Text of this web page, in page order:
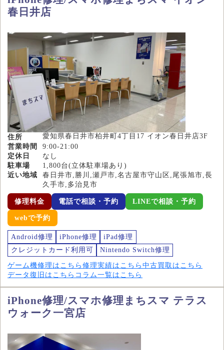
春日井店
住所
愛知県春日井市柏井町4丁目17 イオン春日井店3F
営業時間
9:00-21:00
定休日
なし
駐車場
1,800台(立体駐車場あり)
近い地域
春日井市,勝川,瀬戸市,名古屋市守山区,尾張旭市,長
久手市,多治見市
修理料金 電話で相談・予約 LINEで相談・予約
webで予約
Android修理 iPhone修理
iPad修理
クレジットカード利用可
Nintendo Switch修理
ゲーム機修理はこちら 修理実績はこちら 中古買取はこちら
データ復旧はこちら コラム一覧はこちら
iPhone修理/スマホ修理まちスマ テラス
ウォーク一宮店